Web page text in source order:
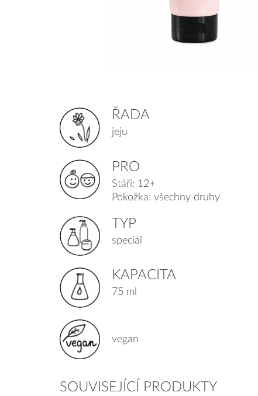
ŘADA
jeju
PRO
Stáří: 12+
Pokožka: všechny druhy
TYP
speciál
KAPACITA
75 ml
vegan
SOUVISEJÍCÍ PRODUKTY